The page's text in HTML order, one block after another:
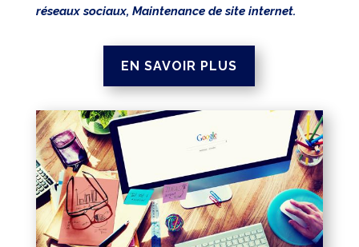
réseaux sociaux, Maintenance de site internet.
EN SAVOIR PLUS